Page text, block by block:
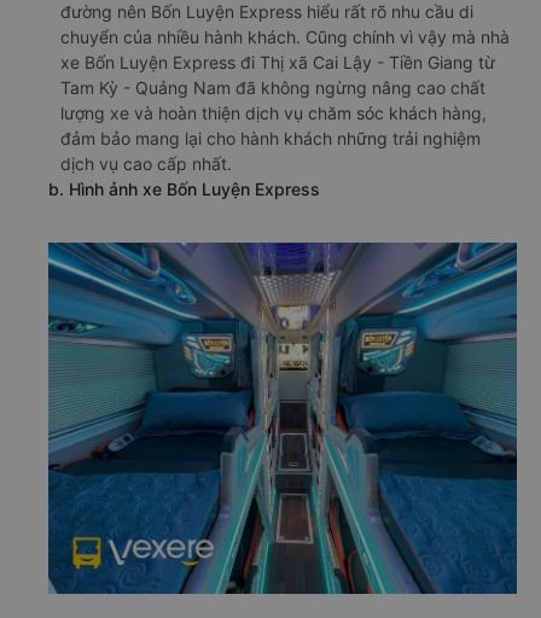
đường nên Bốn Luyện Express hiểu rất rõ nhu cầu di
chuyển của nhiều hành khách. Cũng chính vì vậy mà nhà
xe Bốn Luyện Express đi Thị xã Cai Lậy - Tiền Giang từ
Tam Kỳ - Quảng Nam đã không ngừng nâng cao chất
lượng xe và hoàn thiện dịch vụ chăm sóc khách hàng,
đảm bảo mang lại cho hành khách những trải nghiệm
dịch vụ cao cấp nhất.
b. Hình ảnh xe Bốn Luyện Express